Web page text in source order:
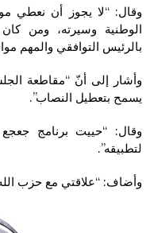
وقال: “لا يجوز أن نعطي
الوطنية وسيرته، ومن
بالرئيس التوافقي والمهم
وأشار إلى أنّ “مقاطعة
يسمح بتعطيل النصاب”.
وقال: “حييت برنامج
لتطبيقه”.
وأضاف: “علاقتي مع حزب